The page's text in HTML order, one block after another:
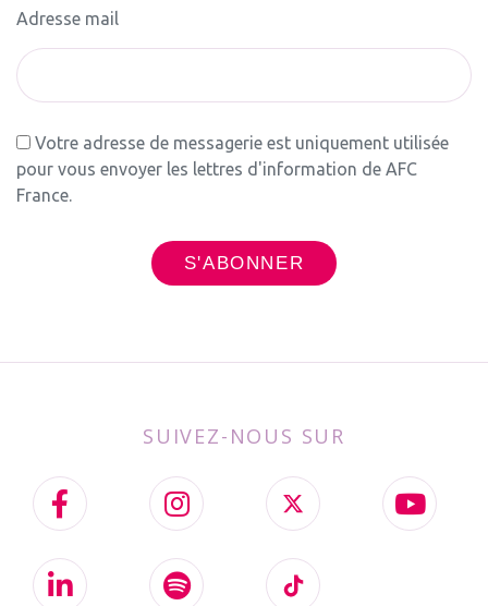
Adresse mail
Votre adresse de messagerie est uniquement utilisée
pour vous envoyer les lettres d'information de AFC
France.
SUIVEZ-NOUS SUR